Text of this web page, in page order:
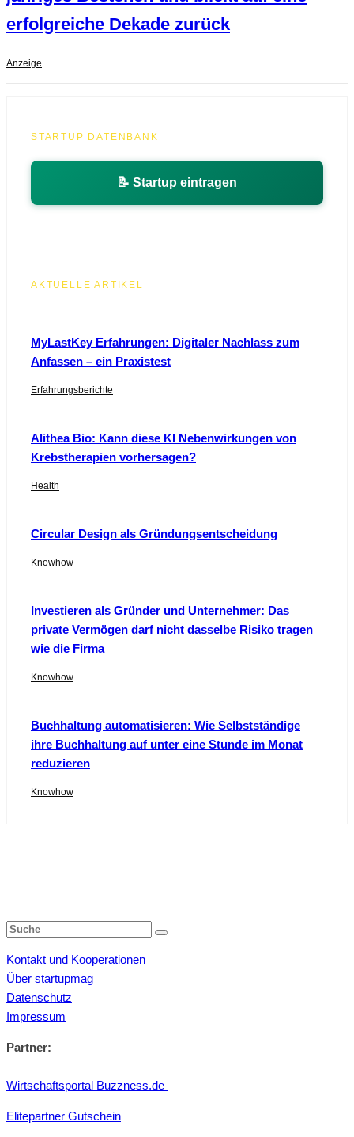
erfolgreiche Dekade zurück
Anzeige
STARTUP DATENBANK
📝 Startup eintragen
AKTUELLE ARTIKEL
MyLastKey Erfahrungen: Digitaler Nachlass zum
Anfassen – ein Praxistest
Erfahrungsberichte
Alithea Bio: Kann diese KI Nebenwirkungen von
Krebstherapien vorhersagen?
Health
Circular Design als Gründungsentscheidung
Knowhow
Investieren als Gründer und Unternehmer: Das
private Vermögen darf nicht dasselbe Risiko tragen
wie die Firma
Knowhow
Buchhaltung automatisieren: Wie Selbstständige
ihre Buchhaltung auf unter eine Stunde im Monat
reduzieren
Knowhow
Kontakt und Kooperationen
Über startupmag
Datenschutz
Impressum
Partner:
Wirtschaftsportal Buzzness.de
Elitepartner Gutschein